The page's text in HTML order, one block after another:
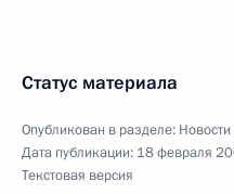
Статус материала
Опубликован в разделе: Новости
Дата публикации: 18 февраля
Текстовая версия